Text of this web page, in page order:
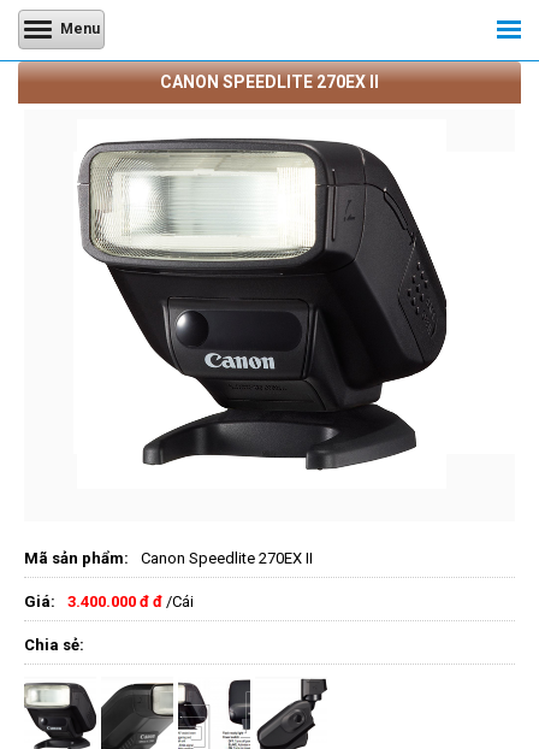
Menu
CANON SPEEDLITE 270EX II
Mã sản phẩm: Canon Speedlite 270EX II
Giá: 3.400.000 đ đ /Cái
Chia sẻ: